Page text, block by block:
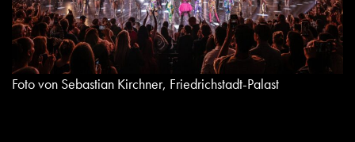
Foto von Sebastian Kirchner, Friedrichstadt-Palast